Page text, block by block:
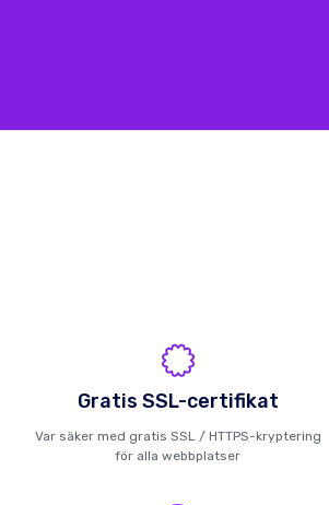
Gratis SSL-certifikat
Var säker med gratis SSL / HTTPS-kryptering
för alla webbplatser